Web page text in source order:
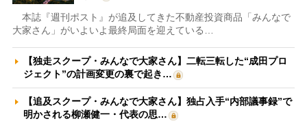
本誌『週刊ポスト』が追及してきた不動産投資商品「みんなで
大家さん」がいよいよ最終局面を迎えている…
【独走スクープ・みんなで大家さん】二転三転した“成田プロ
ジェクト”の計画変更の裏で起き…
【追及スクープ・みんなで大家さん】独占入手“内部議事録”で
明かされる柳瀬健一・代表の思…